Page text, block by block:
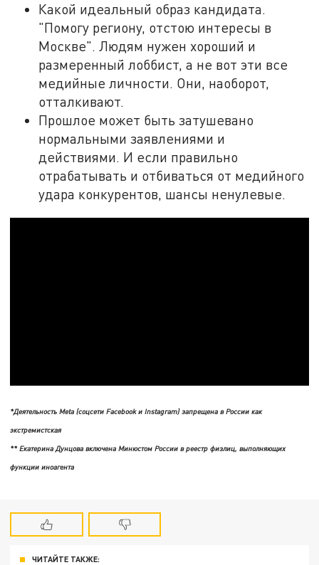
Какой идеальный образ кандидата.
"Помогу региону, отстою интересы в
Москве". Людям нужен хороший и
размеренный лоббист, а не вот эти все
медийные личности. Они, наоборот,
отталкивают.
Прошлое может быть затушевано
нормальными заявлениями и
действиями. И если правильно
отрабатывать и отбиваться от медийного
удара конкурентов, шансы ненулевые.
*Деятельность Meta (соцсети Facebook и Instagram) запрещена в России как
экстремистская
** Екатерина Дунцова включена Минюстом России в реестр физлиц, выполняющих
функции иноагента
ЧИТАЙТЕ ТАКЖЕ: